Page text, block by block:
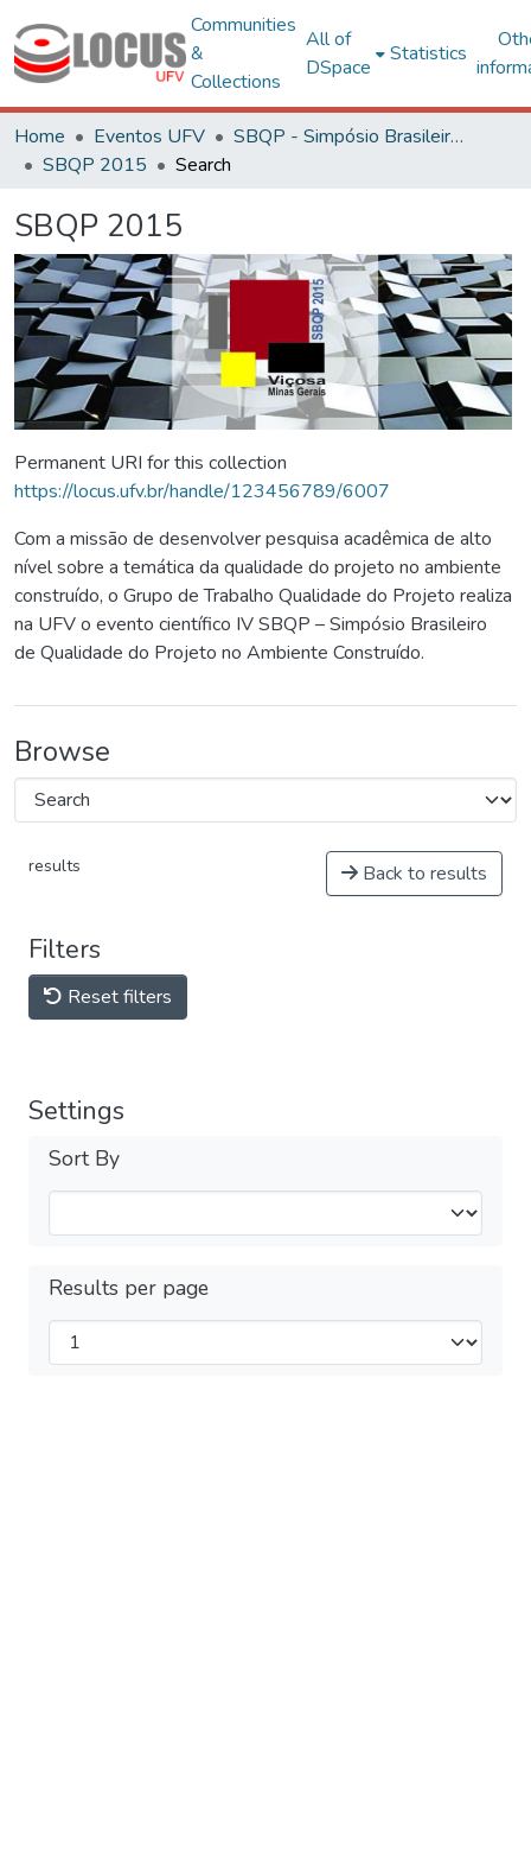
Communities
&
Collections
All of
DSpace
Statistics
Home Eventos UFV
SBQP - Simpósio Brasileiro de Qualidade do Projeto no Ambiente Construído
SBQP 2015
Search
SBQP 2015
Permanent URI for this collection
https://locus.ufv.br/handle/123456789/6007
Com a missão de desenvolver pesquisa acadêmica de alto
nível sobre a temática da qualidade do projeto no ambiente
construído, o Grupo de Trabalho Qualidade do Projeto realiza
na UFV o evento científico IV SBQP – Simpósio Brasileiro
de Qualidade do Projeto no Ambiente Construído.
Browse
results Back to results
Filters
Reset filters
Settings
Sort By
Results per page